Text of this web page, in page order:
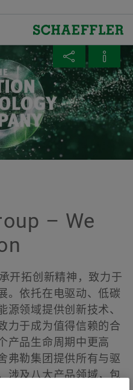
PAGE
站
Basket. Use to add
The maximum order
is: 20 pieces It is
that has been
Order now
– We
开拓创新精神，致力于
。依托在电驱动、低碳
源领域提供创新技术、
力于成为值得信赖的合
产品生命周期中更高
弗勒集团提供所有与驱
涉及八大产品领域，包